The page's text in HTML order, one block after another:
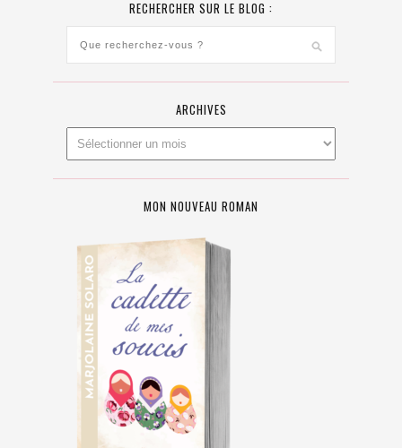
RECHERCHER SUR LE BLOG :
ARCHIVES
MON NOUVEAU ROMAN